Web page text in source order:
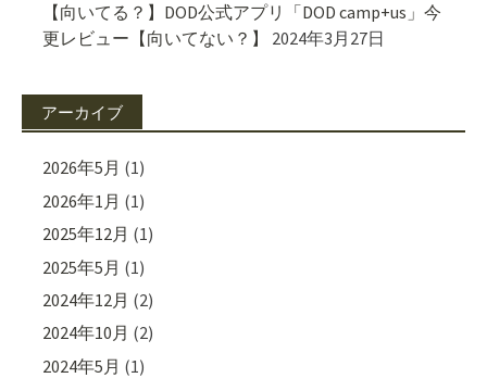
【向いてる？】DOD公式アプリ「DOD camp+us」今
更レビュー【向いてない？】
2024年3月27日
アーカイブ
2026年5月 (1)
2026年1月 (1)
2025年12月 (1)
2025年5月 (1)
2024年12月 (2)
2024年10月 (2)
2024年5月 (1)